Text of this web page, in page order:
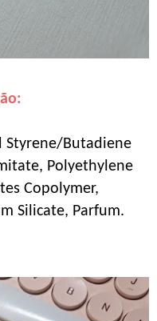
Styrene/Butadiene
Polyethylene
Copolymer,
Silicate, Parfum.